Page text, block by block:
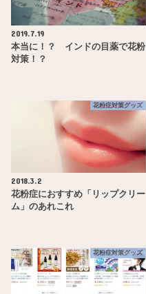
2019.7.19
本当に！？ インドの目薬で花粉
対策！？
花粉症対策グッズ
2018.3.2
花粉症におすすめ「リップクリー
ム」のあれこれ
花粉症対策グッズ